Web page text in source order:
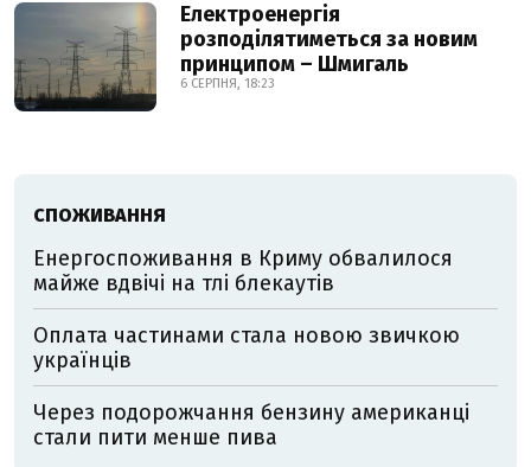
Електроенергія
розподілятиметься за новим
принципом – Шмигаль
6 СЕРПНЯ, 18:23
СПОЖИВАННЯ
Енергоспоживання в Криму обвалилося
майже вдвічі на тлі блекаутів
Оплата частинами стала новою звичкою
українців
Через подорожчання бензину американці
стали пити менше пива